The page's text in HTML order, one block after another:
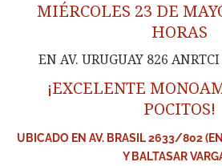
MIÉRCOLES 23 DE
HORAS
EN AV. URUGUAY 826
¡EXCELENTE
POCITOS!
UBICADO EN AV. BRASIL 2633/802
Y BALTASAR